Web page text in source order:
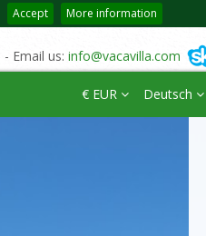
Accept More information
Email us: info@vacavilla.com
€ EUR Deutsch